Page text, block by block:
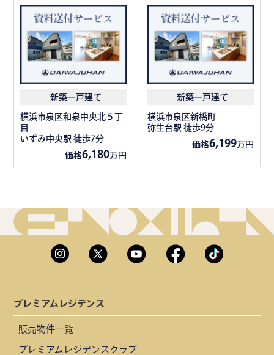
新築一戸建て
横浜市泉区和泉中央北５丁
目
いずみ中央駅 徒歩7分
価格6,180万円
新築一戸建て
横浜市泉区新橋町
弥生台駅 徒歩9分
価格6,199万円
プレミアムレジデンス
販売物件一覧
プレミアムレジデンスクラブ